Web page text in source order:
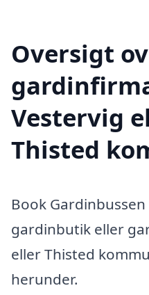
Oversigt
Vestervig
Thisted
Book
gardinbutik eller
eller Thisted
herunder.